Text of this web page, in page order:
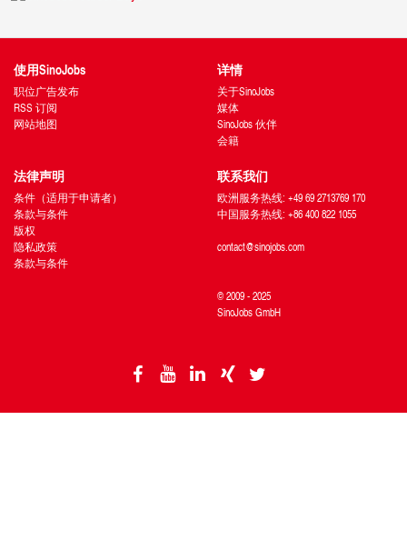
使用SinoJobs
职位广告发布
RSS 订阅
网站地图
详情
关于SinoJobs
媒体
SinoJobs 伙伴
会籍
法律声明
条件（适用于申请者）
条款与条件
版权
隐私政策
条款与条件
联系我们
欧洲服务热线: +49 69 2713769 170
中国服务热线: +86 400 822 1055
contact@sinojobs.com
© 2009 - 2025
SinoJobs GmbH